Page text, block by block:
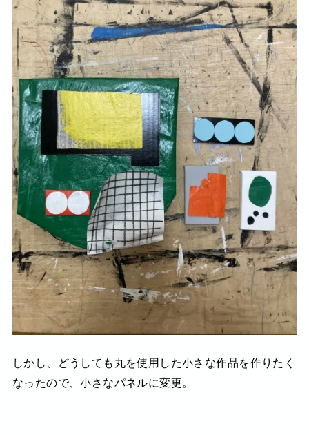
しかし、どうしても丸を使用した小さな作品を作りたく
なったので、小さなパネルに変更。